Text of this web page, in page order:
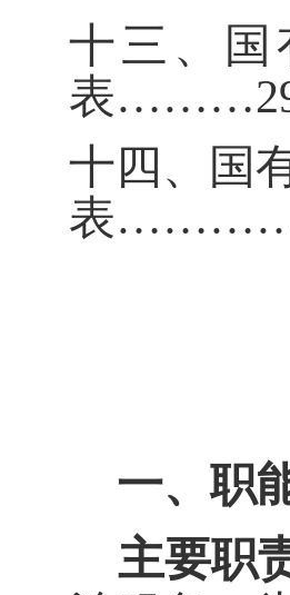
十三、
表………
十四、国
表
一、职
主要职